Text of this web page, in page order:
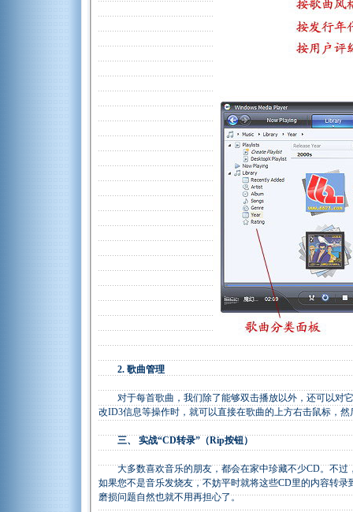
2. 歌曲管理
对于每首歌曲，我们除了能够双击播放以外，还可以对
改ID3信息等操作时，就可以直接在歌曲的上方右击鼠标，
三、 实战“CD转录”（Rip按钮）
大多数喜欢音乐的朋友，都会在家中珍藏不少CD。不过
如果您不是音乐发烧友，不妨平时就将这些CD里的内容转
磨损问题自然也就不用再担心了。